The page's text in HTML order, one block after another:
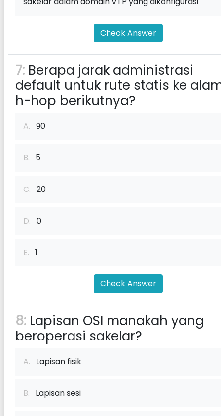
Check Answer
7: Berapa jarak administrasi
default untuk rute statis ke
h-hop berikutnya?
A. 90
B. 5
C. 20
D. 0
E. 1
Check Answer
8: Lapisan OSI manakah yang
beroperasi sakelar?
A. Lapisan fisik
B. Lapisan sesi